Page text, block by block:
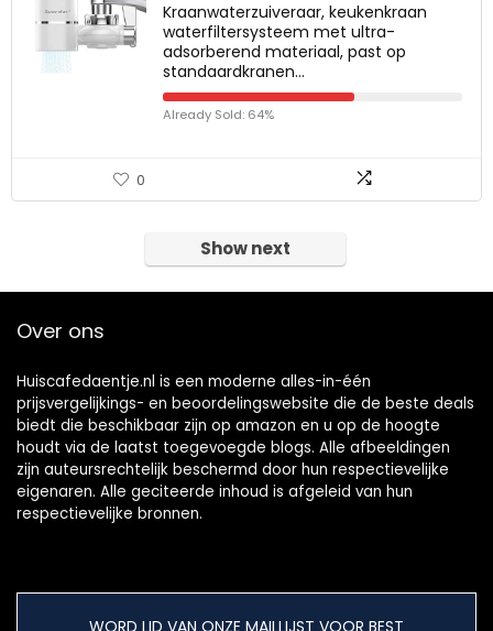
Kraanwaterzuiveraar, keukenkraan
waterfiltersysteem met ultra-
adsorberend materiaal, past op
standaardkranen…
Already Sold: 64%
0
Show next
Over ons
Huiscafedaentje.nl is een moderne alles-in-één
prijsvergelijkings- en beoordelingswebsite die de beste deals
biedt die beschikbaar zijn op amazon en u op de hoogte
houdt via de laatst toegevoegde blogs. Alle afbeeldingen
zijn auteursrechtelijk beschermd door hun respectievelijke
eigenaren. Alle geciteerde inhoud is afgeleid van hun
respectievelijke bronnen.